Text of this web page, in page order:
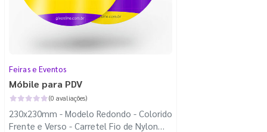
Feiras e Eventos
Móbile para PDV
(0 avaliações)
230x230mm - Modelo Redondo - Colorido
Frente e Verso - Carretel Fio de Nylon